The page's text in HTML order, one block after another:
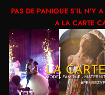
PAS DE PANIQUE S’IL N’Y
A LA CARTE